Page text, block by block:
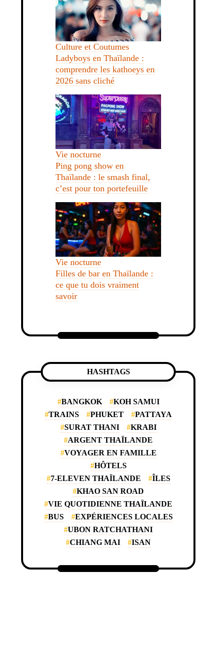
Culture et Coutumes
Ladyboys en Thaïlande :
comprendre les kathoeys en
2026 sans cliché
Vie nocturne
Ping pong show en
Thaïlande : le smash final,
c’est pour ton portefeuille
Vie nocturne
Filles de bar en Thaïlande :
ce que tu dois vraiment
savoir
HASHTAGS
BANGKOK
KOH SAMUI
TRAINS
PHUKET
PATTAYA
SURAT THANI
KRABI
ARGENT THAÏLANDE
VOYAGER EN FAMILLE
HÔTELS
7-ELEVEN THAÏLANDE
ÎLES
KHAO SAN ROAD
VIE QUOTIDIENNE THAÏLANDE
BUS
EXPÉRIENCES LOCALES
UBON RATCHATHANI
CHIANG MAI
ISAN